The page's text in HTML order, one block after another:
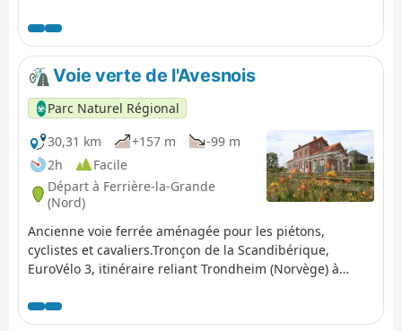
Voie verte de l'Avesnois
Parc Naturel Régional
30,31 km
+157 m
-99 m
2h
Facile
Départ à Ferrière-la-Grande
(Nord)
Ancienne voie ferrée aménagée pour les piétons,
cyclistes et cavaliers.Tronçon de la Scandibérique,
EuroVélo 3, itinéraire reliant Trondheim (Norvège) à